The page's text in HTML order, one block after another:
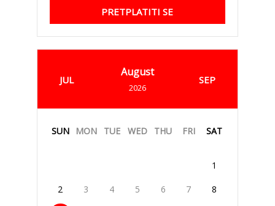
PRETPLATITI SE
JUL
August
2026
SEP
SUN MON TUE WED THU FRI SAT
1
2 3 4 5 6 7 8